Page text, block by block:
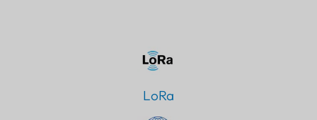
LoRa